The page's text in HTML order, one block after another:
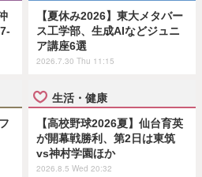
【夏休み2026】東大メタバー
ス工学部、生成AIなどジュニ
ア講座6選
2026.7.30 Thu 11:15
生活・健康
【高校野球2026夏】仙台育英
が開幕戦勝利、第2日は東筑
vs神村学園ほか
2026.8.5 Wed 20:32